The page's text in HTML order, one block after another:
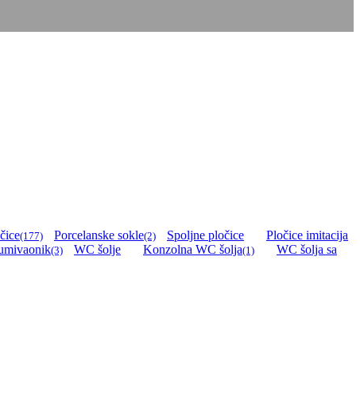
(177) Porcelanske sokle(2) Spoljne pločice
Pločice imitacija
(3) WC šolje Konzolna WC šolja(1)
WC šolja sa